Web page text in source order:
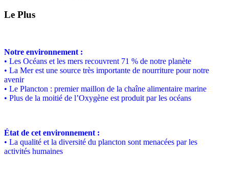
Le Plus
Notre environnement :
• Les Océans et les mers recouvrent 71 % de notre planète
• La Mer est une source très importante de nourriture pour notre
avenir
• Le Plancton : premier maillon de la chaîne alimentaire marine
• Plus de la moitié de l’Oxygène est produit par les océans
État de cet environnement :
• La qualité et la diversité du plancton sont menacées par les
activités humaines